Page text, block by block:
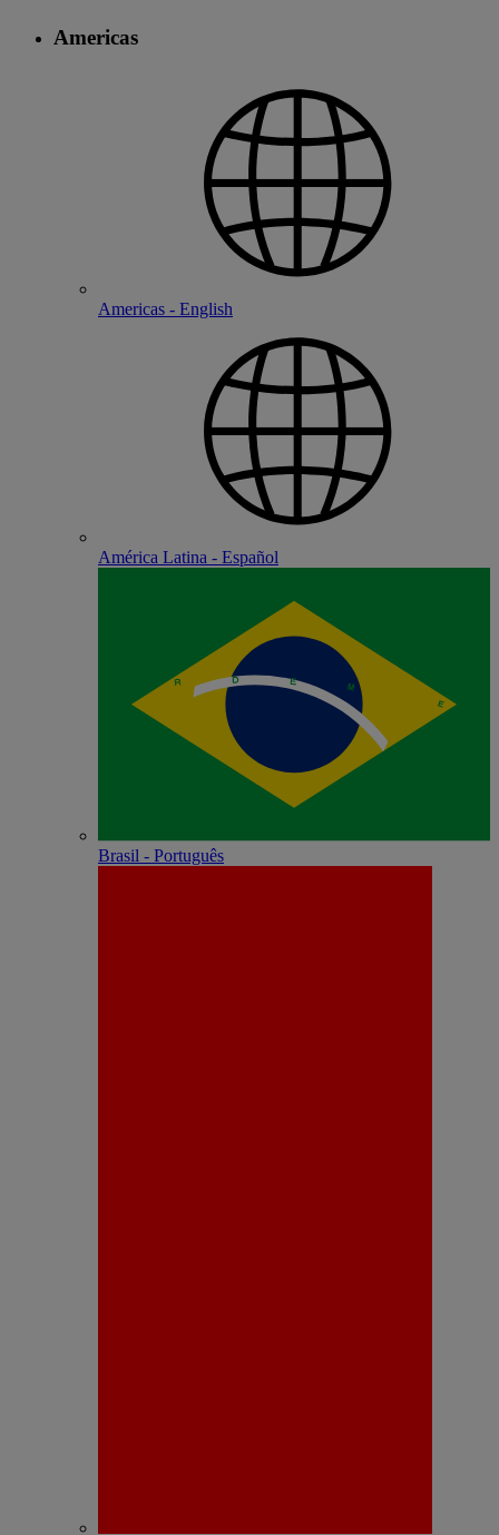
Americas
Americas - English
América Latina - Español
Brasil - Português